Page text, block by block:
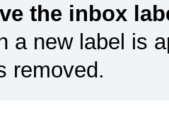
the inbox
a new label is
removed.